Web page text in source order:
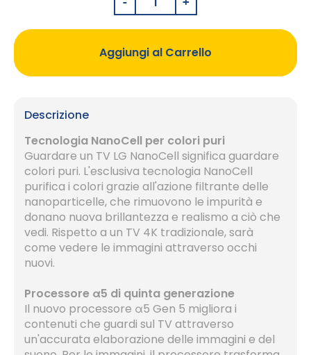
Aggiungi al Carrello
Descrizione
Tecnologia NanoCell per colori puri
Guardare un TV LG NanoCell significa guardare
colori puri. L'esclusiva tecnologia NanoCell
purifica i colori grazie all'azione filtrante delle
nanoparticelle, che rimuovono le impurità e
donano nuova brillantezza e realismo a ciò che
vedi. Rispetto a un TV 4K tradizionale, sarà
come vedere le immagini attraverso occhi
nuovi.
Processore α5 di quinta generazione
Il nuovo processore α5 Gen 5 migliora i
contenuti che guardi sul TV attraverso
un'accurata elaborazione delle immagini e del